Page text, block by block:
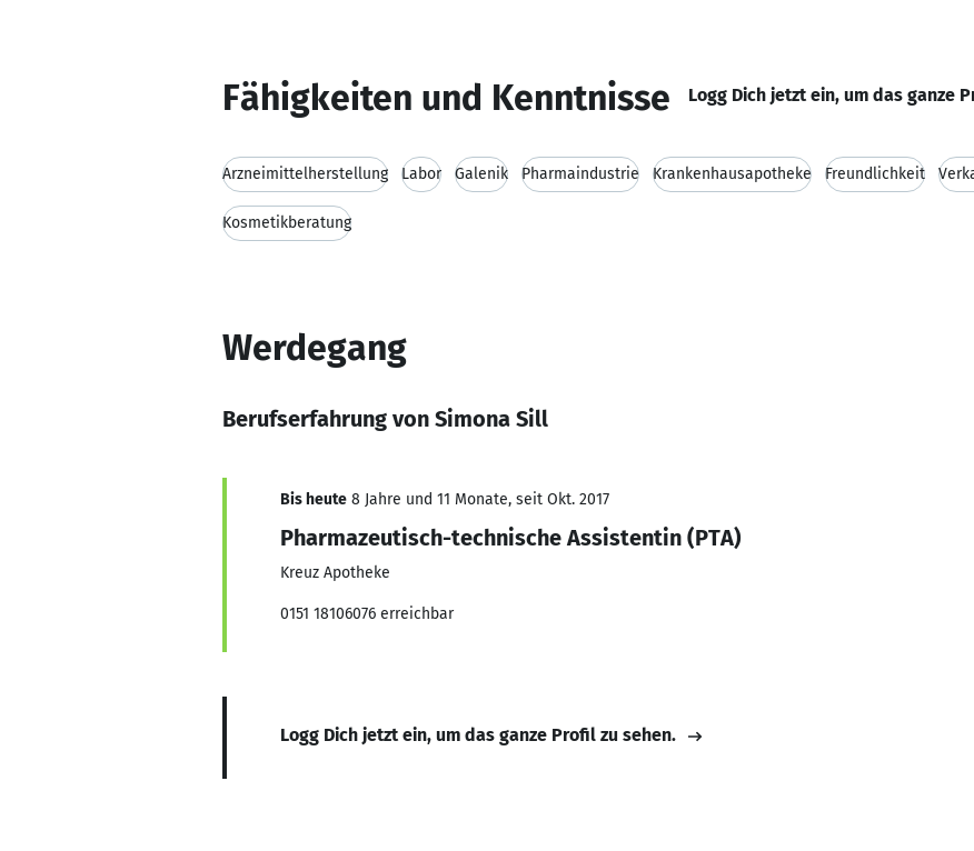
Fähigkeiten und Kenntnisse Logg Dich jetzt ein, um das ganze
Arzneimittelherstellung Labor Galenik Pharmaindustrie Krankenhausapotheke Freundlichkeit
Kosmetikberatung
Werdegang
Berufserfahrung von Simona Sill
Bis heute 8 Jahre und 11 Monate, seit Okt. 2017
Pharmazeutisch-technische Assistentin (PTA)
Kreuz Apotheke
0151 18106076 erreichbar
Logg Dich jetzt ein, um das ganze Profil zu sehen.